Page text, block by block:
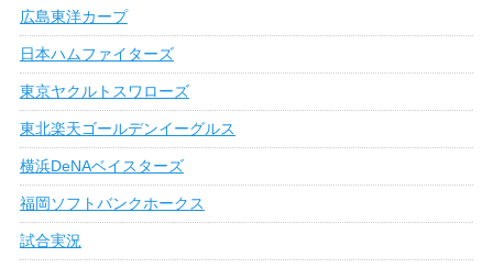
広島東洋カープ
日本ハムファイターズ
東京ヤクルトスワローズ
東北楽天ゴールデンイーグルス
横浜DeNAベイスターズ
福岡ソフトバンクホークス
試合実況